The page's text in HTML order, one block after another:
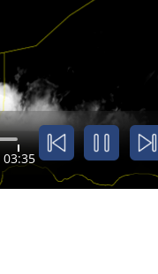
03:35